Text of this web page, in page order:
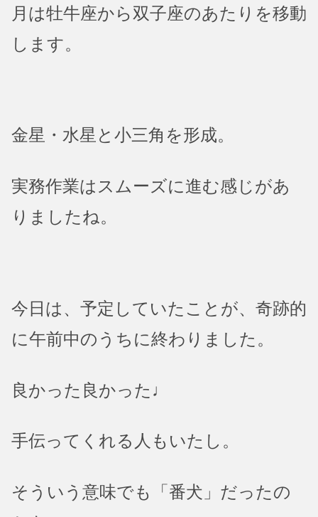
月は牡牛座から双子座のあたりを移動
します。
金星・水星と小三角を形成。
実務作業はスムーズに進む感じがあ
りましたね。
今日は、予定していたことが、奇跡的
に午前中のうちに終わりました。
良かった良かった♩
手伝ってくれる人もいたし。
そういう意味でも「番犬」だったの